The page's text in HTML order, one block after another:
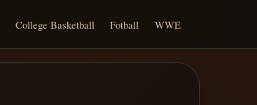
College Basketball Fotball WWE